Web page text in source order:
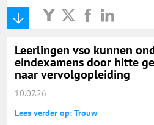
Leerlingen vso kunnen
eindexamens door hitte
naar vervolgopleiding
10.07.26
Lees verder op: Trouw